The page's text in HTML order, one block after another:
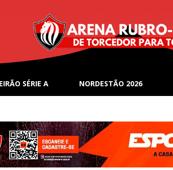
SÉRIE A NORDESTÃO 2026